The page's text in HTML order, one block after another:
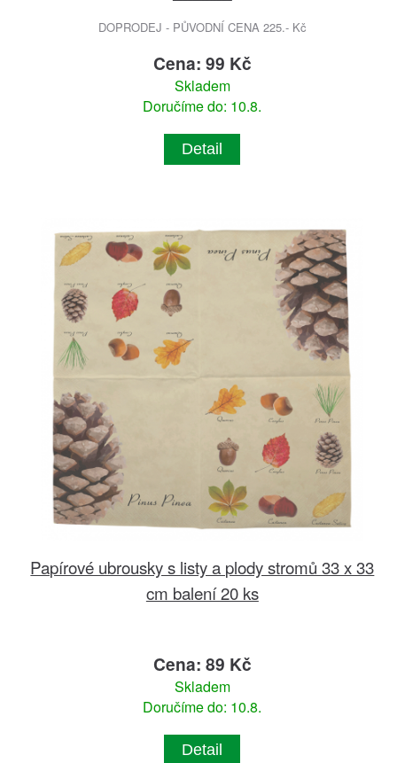
DOPRODEJ - PŮVODNÍ CENA 225.- Kč
Cena: 99 Kč
Skladem
Doručíme do: 10.8.
Detail
Papírové ubrousky s listy a plody stromů 33 x 33
cm balení 20 ks
Cena: 89 Kč
Skladem
Doručíme do: 10.8.
Detail